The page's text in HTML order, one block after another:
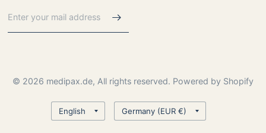
© 2026 medipax.de, All rights reserved. Powered by Shopify
Update
country/region
Update
country/region